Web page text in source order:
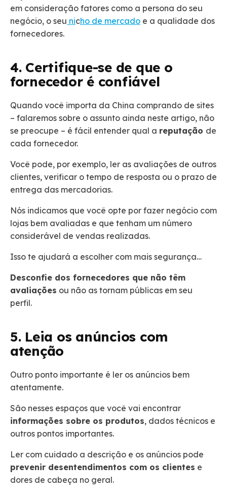
em consideração fatores como a persona do seu
negócio, o seu nicho de mercado e a qualidade dos
fornecedores.
4. Certifique-se de que o
fornecedor é confiável
Quando você importa da China comprando de sites
– falaremos sobre o assunto ainda neste artigo, não
se preocupe – é fácil entender qual a reputação de
cada fornecedor.
Você pode, por exemplo, ler as avaliações de outros
clientes, verificar o tempo de resposta ou o prazo de
entrega das mercadorias.
Nós indicamos que você opte por fazer negócio com
lojas bem avaliadas e que tenham um número
considerável de vendas realizadas.
Isso te ajudará a escolher com mais segurança…
Desconfie dos fornecedores que não têm
avaliações ou não as tornam públicas em seu
perfil.
5. Leia os anúncios com
atenção
Outro ponto importante é ler os anúncios bem
atentamente.
São nesses espaços que você vai encontrar
informações sobre os produtos, dados técnicos e
outros pontos importantes.
Ler com cuidado a descrição e os anúncios pode
prevenir desentendimentos com os clientes e
dores de cabeça no geral.